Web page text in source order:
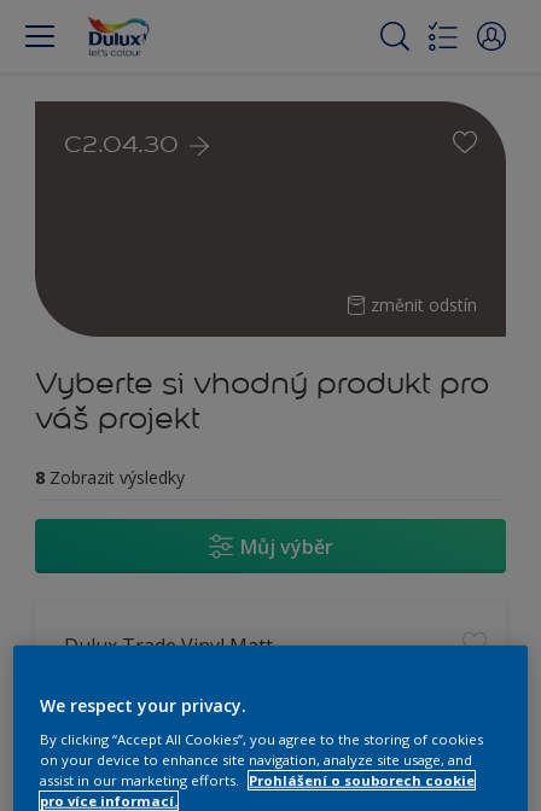
C2.04.30
změnit odstín
Vyberte si vhodný produkt pro
váš projekt
8 Zobrazit výsledky
Můj výběr
Dulux Trade Vinyl Matt
Omyvatelný
Vysoká otěruodolnost
Extrémní vydatnost
We respect your privacy.
By clicking “Accept All Cookies”, you agree to the storing of cookies
on your device to enhance site navigation, analyze site usage, and
assist in our marketing efforts.
Prohlášení o souborech cookie
pro více informací.